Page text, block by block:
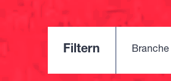
Filtern Branche